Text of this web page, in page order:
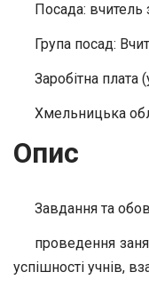
Посада: вчитель
Група посад:
Заробітна плата
Хмельницька
Опис
Завдання та
проведення
успішності учнів,